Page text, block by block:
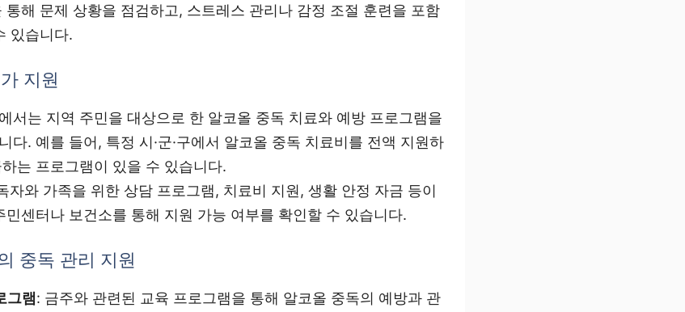
통해 문제 상황을 점검하고, 스트레스 관리나 감정 조절 훈련을 포함
있습니다.
지원
서는 지역 주민을 대상으로 한 알코올 중독 치료와 예방 프로그램을
다. 예를 들어, 특정 시·군·구에서 알코올 중독 치료비를 전액 지원하
는 프로그램이 있을 수 있습니다.
자와 가족을 위한 상담 프로그램, 치료비 지원, 생활 안정 자금 등이
민센터나 보건소를 통해 지원 가능 여부를 확인할 수 있습니다.
중독 관리 지원
그램: 금주와 관련된 교육 프로그램을 통해 알코올 중독의 예방과 관